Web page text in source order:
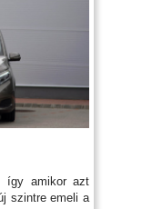
így amikor azt
szintre emeli a